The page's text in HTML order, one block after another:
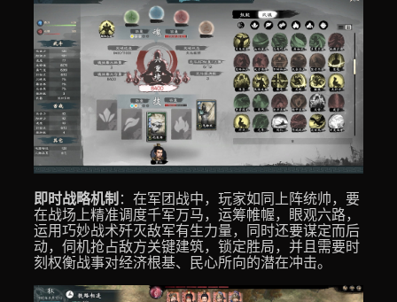
即时战略机制 ：在军团战中，玩家如同上阵统帅，要
在战场上精准调度千军万马，运筹帷幄，眼观六路，
运用巧妙战术歼灭敌军有生力量，同时还要谋定而后
动，伺机抢占敌方关键建筑，锁定胜局，并且需要时
刻权衡战事对经济根基、民心所向的潜在冲击。